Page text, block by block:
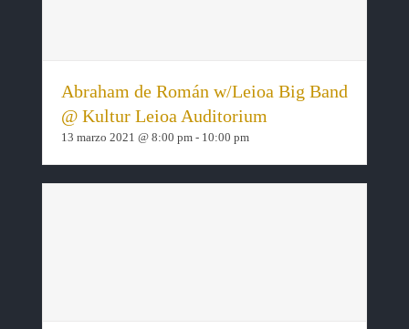
Abraham de Román w/Leioa Big Band
@ Kultur Leioa Auditorium
13 marzo 2021 @ 8:00 pm- 10:00 pm